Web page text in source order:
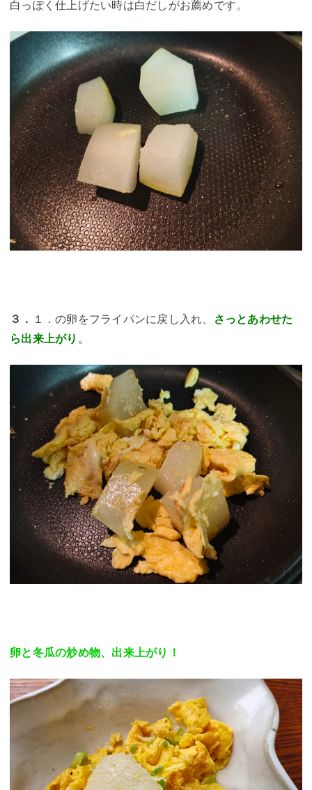
白っぽく仕上げたい時は白だしがお薦めです。
３． １．の卵をフライパンに戻し入れ、
さっとあわせた
ら出来上がり 。
卵と冬瓜の炒め物、出来上がり！